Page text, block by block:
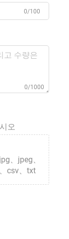
0/100
0/1000
오
、jpeg、
csv、txt